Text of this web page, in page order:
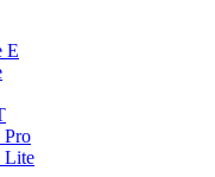
E
Pro
Lite